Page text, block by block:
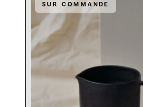
Sur commande